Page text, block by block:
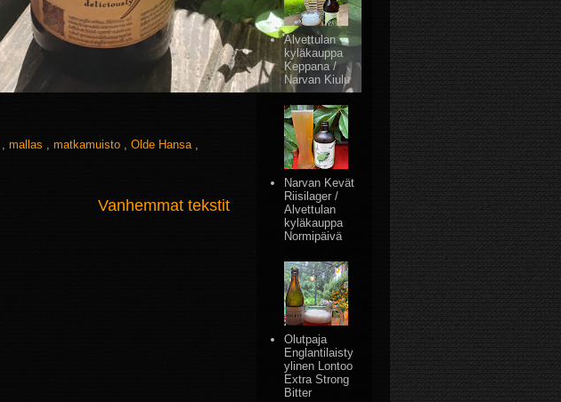
, mallas , matkamuisto , Olde Hansa ,
Vanhemmat tekstit
Alvettulan
kyläkauppa
Keppana /
Narvan Kiulu
Narvan Kevät
Riisilager /
Alvettulan
kyläkauppa
Normipäivä
Olutpaja
Englantilaisty
ylinen Lontoo
Extra Strong
Bitter